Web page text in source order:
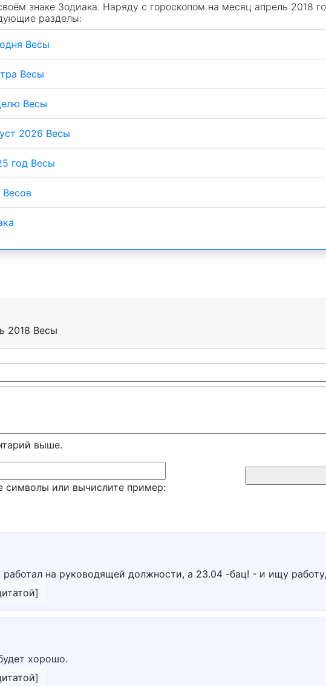
знаке Зодиака. Наряду с гороскопом на месяц апрель 2018
разделы:
Весы
Весы
Весы
2026 Весы
год Весы
2018 Весы
выше.
символы или вычислите пример:
работал на руководящей должности, а 23.04 -бац! - и ищу
хорошо.